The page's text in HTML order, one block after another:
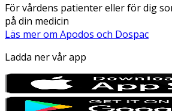
För vårdens patienter eller för dig
på din medicin
Läs mer om Apodos och Dospac
Ladda ner vår app